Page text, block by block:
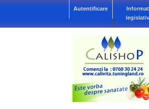
Autentificare